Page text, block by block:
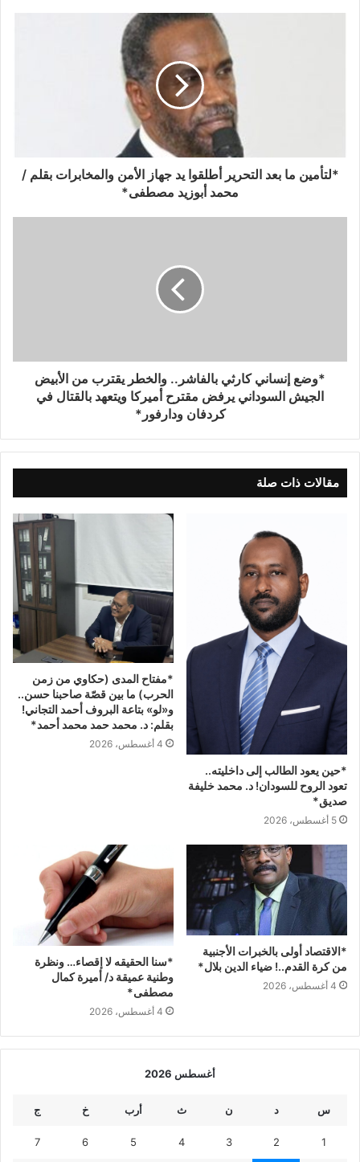
*لتأمين ما بعد التحرير أطلقوا يد جهاز الأمن والمخابرات بقلم /
محمد أبوزيد مصطفى*
*وضع إنساني كارثي بالفاشر.. والخطر يقترب من الأبيض
الجيش السوداني يرفض مقترح أميركا ويتعهد بالقتال في
كردفان ودارفور*
مقالات ذات صلة
*حين يعود الطالب إلى داخليته..
تعود الروح للسودان! د. محمد خليفة
صديق*
5 أغسطس، 2026
*مفتاح المدى (حكاوي من زمن
الحرب) ما بين قصّة صاحبنا حسن..
و«لو» بتاعة البروف أحمد التجاني!
بقلم: د. محمد حمد محمد أحمد*
4 أغسطس، 2026
*الاقتصاد أولى بالخبرات الأجنبية
من كرة القدم..! ضياء الدين بلال*
4 أغسطس، 2026
*سنا الحقيقه لا إقصاء… ونظرة
وطنية عميقة د/ أميرة كمال
مصطفى*
4 أغسطس، 2026
أغسطس 2026
س د ن ث أرب خ ج
1
2
3
4
5
6
7